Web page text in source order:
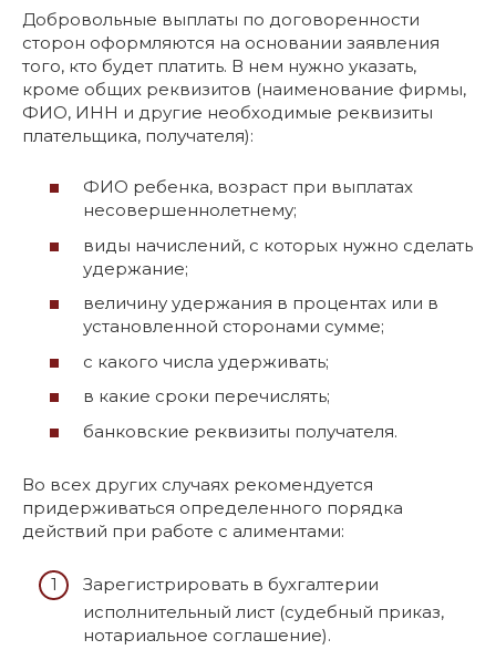
Добровольные выплаты по договоренности
сторон оформляются на основании заявления
того, кто будет платить. В нем нужно указать,
кроме общих реквизитов (наименование фирмы,
ФИО, ИНН и другие необходимые реквизиты
плательщика, получателя):
ФИО ребенка, возраст при выплатах
несовершеннолетнему;
виды начислений, с которых нужно сделать
удержание;
величину удержания в процентах или в
установленной сторонами сумме;
с какого числа удерживать;
в какие сроки перечислять;
банковские реквизиты получателя.
Во всех других случаях рекомендуется
придерживаться определенного порядка
действий при работе с алиментами:
Зарегистрировать в бухгалтерии
исполнительный лист (судебный приказ,
нотариальное соглашение).